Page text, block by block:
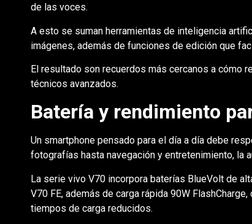
de las voces.
A esto se suman herramientas de inteligencia
imágenes, además de funciones de edición que
El resultado son recuerdos más cercanos a cómo
técnicos avanzados.
Batería y rendimiento
Un smartphone pensado para el día a día debe
fotografías hasta navegación y entretenimiento, la
La serie vivo V70 incorpora baterías BlueVolt de
V70 FE, además de carga rápida 90W
tiempos de carga reducidos.